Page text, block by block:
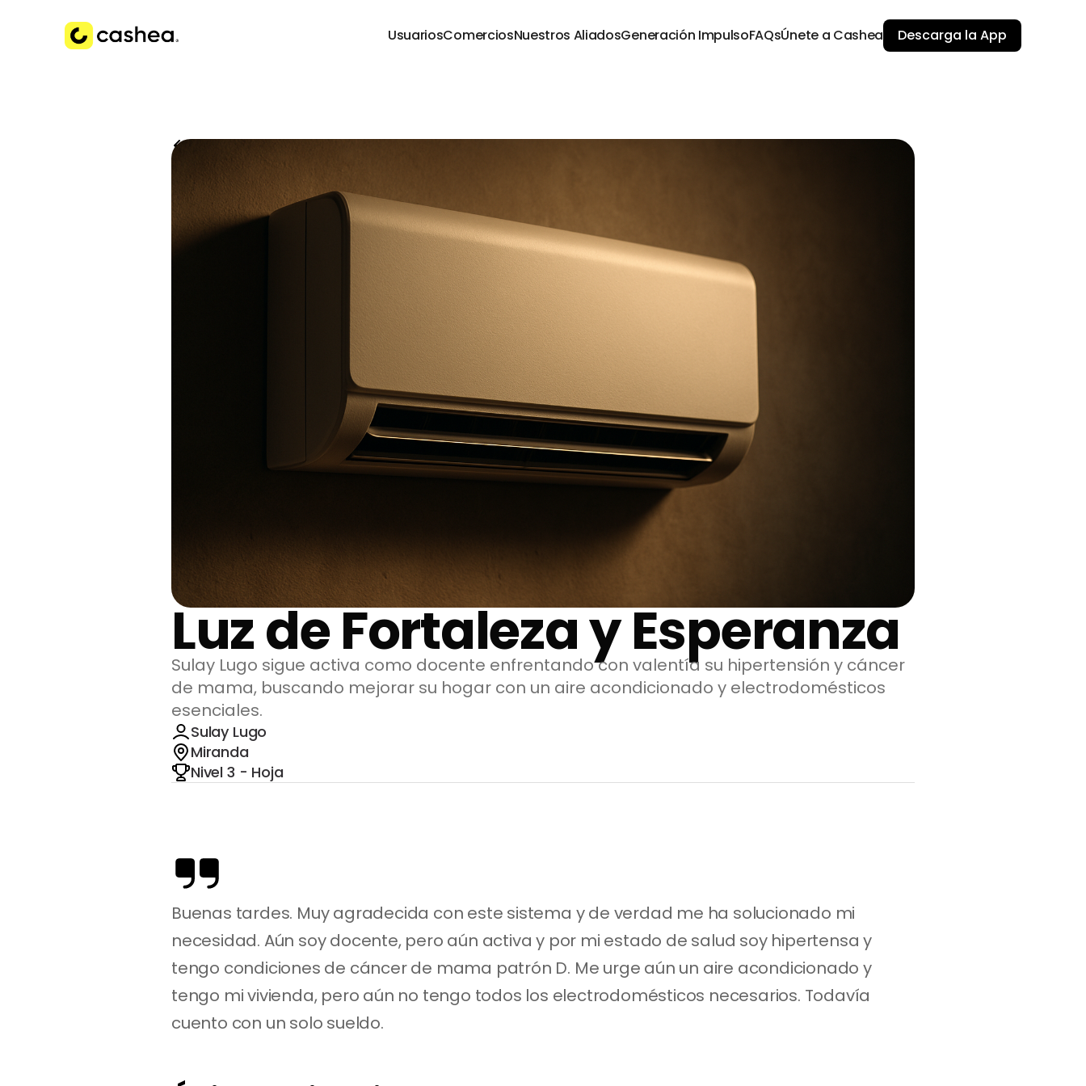
UsuariosComerciosNuestros AliadosGeneración ImpulsoFAQsÚnete a Cashea Descarga la App
Volver a Historias
Luz de Fortaleza y Esperanza
Sulay Lugo sigue activa como docente enfrentando con valentía su hipertensión y cáncer
de mama, buscando mejorar su hogar con un aire acondicionado y electrodomésticos
esenciales.
Sulay Lugo
Miranda
Nivel 3 - Hoja
Buenas tardes. Muy agradecida con este sistema y de verdad me ha solucionado mi
necesidad. Aún soy docente, pero aún activa y por mi estado de salud soy hipertensa y
tengo condiciones de cáncer de mama patrón D. Me urge aún un aire acondicionado y
tengo mi vivienda, pero aún no tengo todos los electrodomésticos necesarios. Todavía
cuento con un solo sueldo.